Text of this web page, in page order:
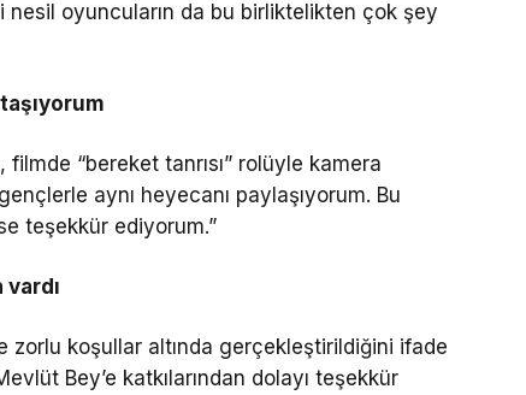
nesil oyuncuların da bu birliktelikten çok şey
“bereket tanrısı” rolüyle kamera
aynı heyecanı paylaşıyorum. Bu
teşekkür ediyorum.”
zorlu koşullar altında gerçekleştirildiğini ifade
Bey’e katkılarından dolayı teşekkür